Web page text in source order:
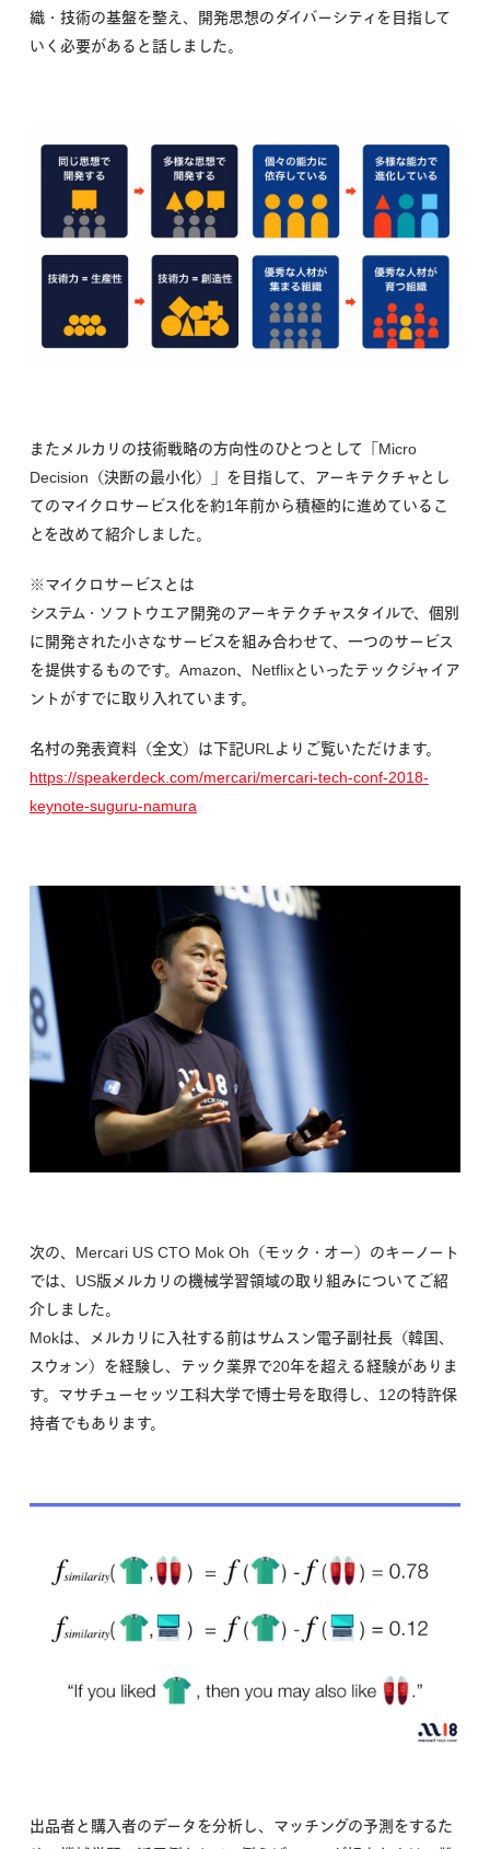
織・技術の基盤を整え、開発思想のダイバーシティを目指して
いく必要があると話しました。
またメルカリの技術戦略の方向性のひとつとして「Micro
Decision（決断の最小化）」を目指して、アーキテクチャとし
てのマイクロサービス化を約1年前から積極的に進めているこ
とを改めて紹介しました。
※マイクロサービスとは
システム・ソフトウエア開発のアーキテクチャスタイルで、個別
に開発された小さなサービスを組み合わせて、一つのサービス
を提供するものです。Amazon、Netflixといったテックジャイア
ントがすでに取り入れています。
名村の発表資料（全文）は下記URLよりご覧いただけます。
https://speakerdeck.com/mercari/mercari-tech-conf-2018-
keynote-suguru-namura
次の、Mercari US CTO Mok Oh（モック・オー）のキーノート
では、US版メルカリの機械学習領域の取り組みについてご紹
介しました。
Mokは、メルカリに入社する前はサムスン電子副社長（韓国、
スウォン）を経験し、テック業界で20年を超える経験がありま
す。マサチューセッツ工科大学で博士号を取得し、12の特許保
持者でもあります。
出品者と購入者のデータを分析し、マッチングの予測をするた